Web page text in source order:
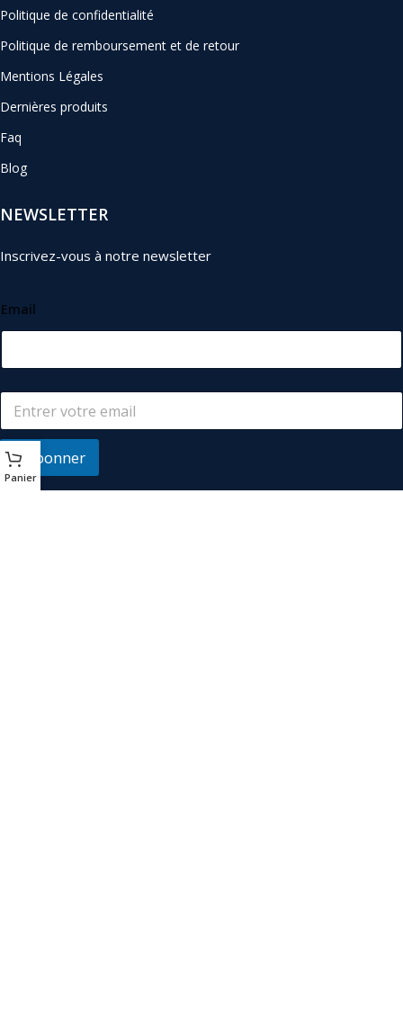
Politique de confidentialité
Politique de remboursement et de retour
Mentions Légales
Dernières produits
Faq
Blog
NEWSLETTER
Inscrivez-vous à notre newsletter
Email
S'abonner
Panier